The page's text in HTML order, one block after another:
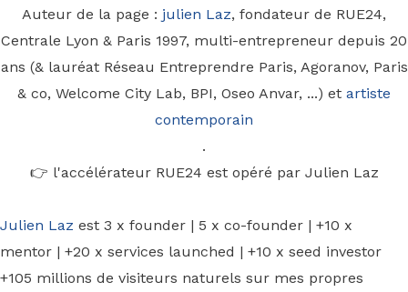
Auteur de la page : julien Laz, fondateur de RUE24,
Centrale Lyon & Paris 1997, multi-entrepreneur depuis 20
ans (& lauréat Réseau Entreprendre Paris, Agoranov, Paris
& co, Welcome City Lab, BPI, Oseo Anvar, ...) et artiste
contemporain
.
👉 l'accélérateur RUE24 est opéré par Julien Laz
Julien Laz est 3 x founder | 5 x co-founder | +10 x
mentor | +20 x services launched | +10 x seed investor
+105 millions de visiteurs naturels sur mes propres